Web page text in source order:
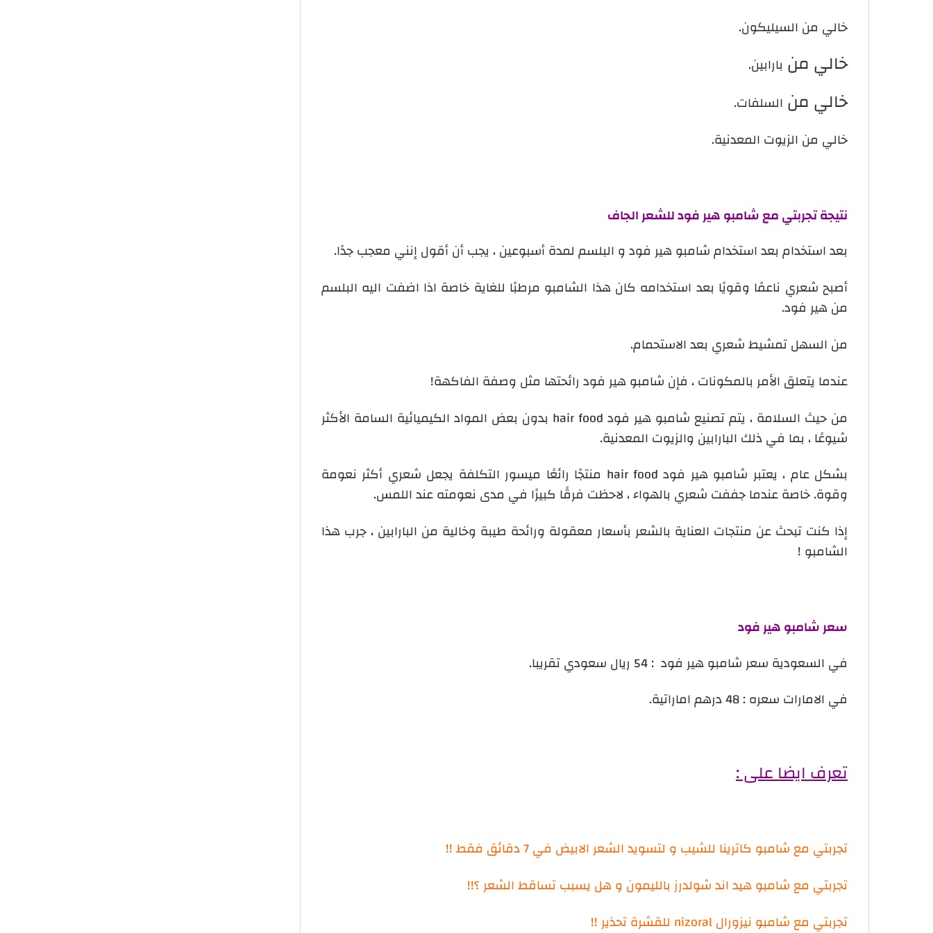
خالي من السيليكون.
خالي من بارابين.
خالي من السلفات.
خالي من الزيوت المعدنية.
نتيجة تجربتي مع شامبو هير فود للشعر الجاف
بعد استخدام بعد استخدام شامبو هير فود و البلسم لمدة أسبوعين ، يجب أن أقول إنني معجب جدًا.
أصبح شعري ناعمًا وقويًا بعد استخدامه كان هذا الشامبو مرطبًا للغاية خاصة اذا اضفت اليه البلسم
من هير فود.
من السهل تمشيط شعري بعد الاستحمام.
عندما يتعلق الأمر بالمكونات ، فإن شامبو هير فود رائحتها مثل وصفة الفاكهة!
من حيث السلامة ، يتم تصنيع شامبو هير فود hair food بدون بعض المواد الكيميائية السامة الأكثر
شيوعًا ، بما في ذلك البارابين والزيوت المعدنية.
بشكل عام ، يعتبر شامبو هير فود hair food منتجًا رائعًا ميسور التكلفة يجعل شعري أكثر نعومة
وقوة. خاصة عندما جففت شعري بالهواء ، لاحظت فرقًا كبيرًا في مدى نعومته عند اللمس.
إذا كنت تبحث عن منتجات العناية بالشعر بأسعار معقولة ورائحة طيبة وخالية من البارابين ، جرب هذا
الشامبو !
سعر شامبو هير فود
في السعودية سعر شامبو هير فود : 54 ريال سعودي تقريبا.
في الامارات سعره : 48 درهم اماراتية.
تعرف ايضا على :
تجربتي مع شامبو كاترينا للشيب و لتسويد الشعر الابيض في 7 دقائق فقط !!
تجربتي مع شامبو هيد اند شولدرز بالليمون و هل يسبب تساقط الشعر ؟!!
تجربتي مع شامبو نيزورال nizoral للقشرة تحذير !!